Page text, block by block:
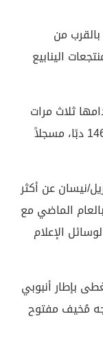
من
الينابيع
ثلاث مرات
تقريبًا مقارنة بالعام السابق ليصل إلى 14601 دبًا، مسجلاً
نيسان عن أكثر
الماضي مع
الإعلام
بإطار أنبوبي
مُخيف مفتوح